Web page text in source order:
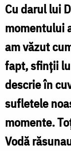
Cu darul lui
momentului
am văzut
fapt, sfinții
descrie în
sufletele
momente.
Vodă